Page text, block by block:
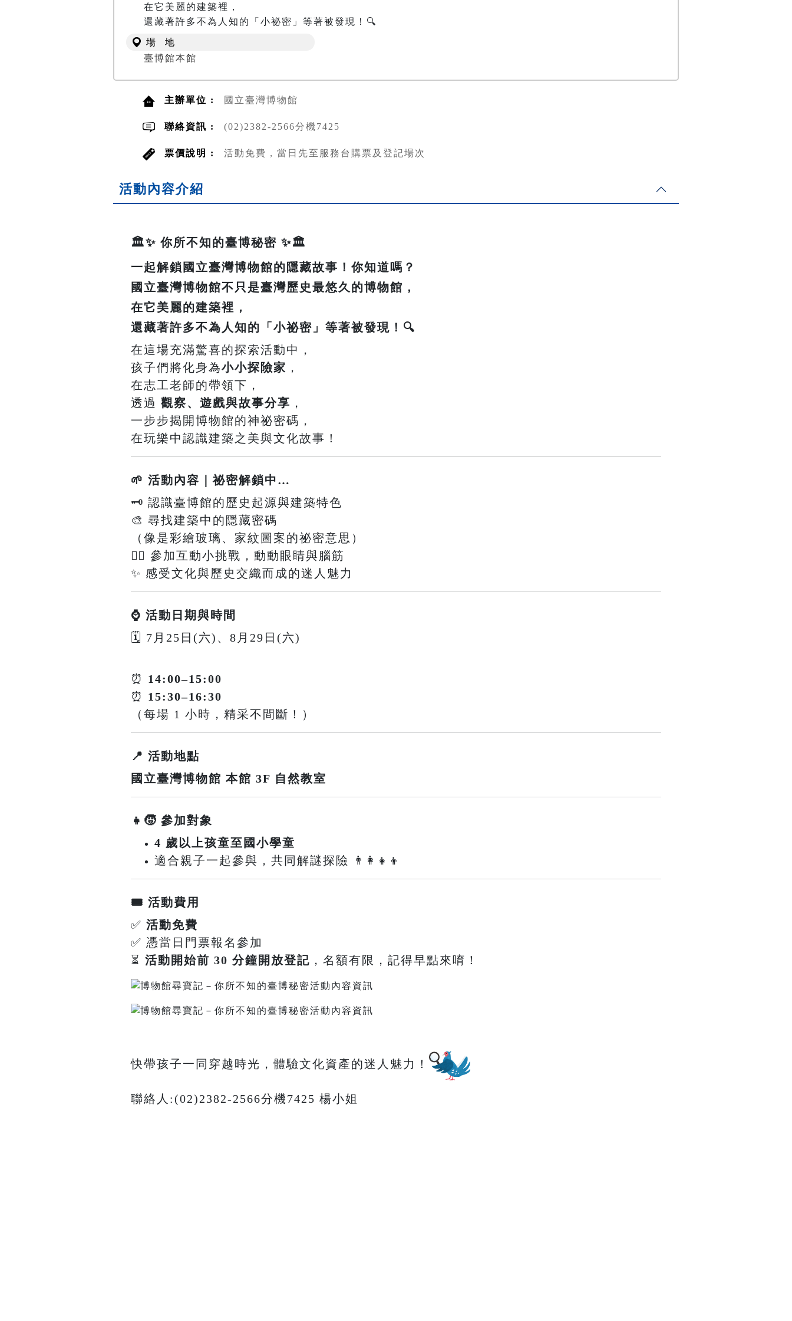
在它美麗的建築裡，
還藏著許多不為人知的「小祕密」等著被發現！🔍
場 地
臺博館本館
主辦單位 : 國立臺灣博物館
聯絡資訊 : (02)2382-2566分機7425
票價說明 : 活動免費，當日先至服務台購票及登記場次
活動內容介紹
🏛️✨ 你所不知的臺博秘密 ✨🏛️
一起解鎖國立臺灣博物館的隱藏故事！你知道嗎？
國立臺灣博物館不只是臺灣歷史最悠久的博物館，
在它美麗的建築裡，
還藏著許多不為人知的「小祕密」等著被發現！🔍
在這場充滿驚喜的探索活動中，
孩子們將化身為小小探險家 ，
在志工老師的帶領下，
透過 觀察、遊戲與故事分享 ，
一步步揭開博物館的神祕密碼，
在玩樂中認識建築之美與文化故事！
🌱 活動內容｜祕密解鎖中…
🗝️ 認識臺博館的歷史起源與建築特色
🎨 尋找建築中的隱藏密碼
（像是彩繪玻璃、家紋圖案的祕密意思）
🕵️‍♀️ 參加互動小挑戰，動動眼睛與腦筋
✨ 感受文化與歷史交織而成的迷人魅力
⌚ 活動日期與時間
🗓 7月25日(六)、8月29日(六)
⏰ 14:00–15:00
⏰ 15:30–16:30
（每場 1 小時，精采不間斷！）
📍 活動地點
國立臺灣博物館 本館 3F 自然教室
👧🧒 參加對象
4 歲以上孩童至國小學童
適合親子一起參與，共同解謎探險 👨‍👩‍👧‍👦
🎟️ 活動費用
✅ 活動免費
✅ 憑當日門票報名參加
⏳ 活動開始前 30 分鐘開放登記 ，名額有限，記得早點來唷！
快帶孩子一同穿越時光，體驗文化資產的迷人魅力！
聯絡人:(02)2382-2566分機7425 楊小姐